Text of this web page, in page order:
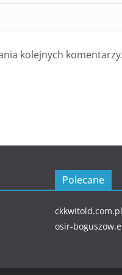
kolejnych komentarzy.
Polecane
ckkwitold.com.pl
osir-